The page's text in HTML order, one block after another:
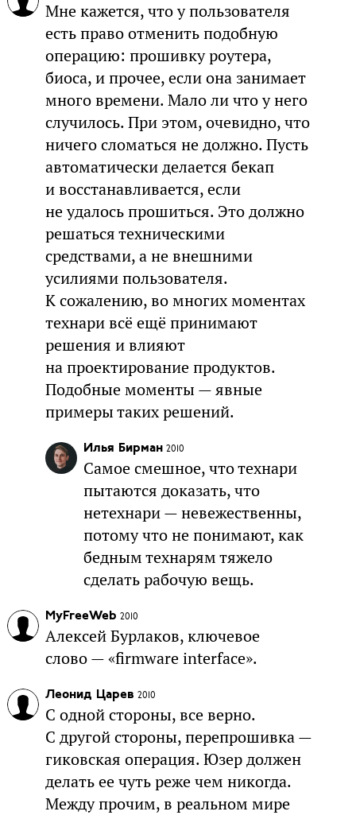
Мне кажется, что у пользователя
есть право отменить подобную
операцию: прошивку роутера,
биоса, и прочее, если она занимает
много времени. Мало ли что у него
случилось. При этом, очевидно, что
ничего сломаться не должно. Пусть
автоматически делается бекап
и восстанавливается, если
не удалось прошиться. Это должно
решаться техническими
средствами, а не внешними
усилиями пользователя.
К сожалению, во многих моментах
технари всё ещё принимают
решения и влияют
на проектирование продуктов.
Подобные моменты — явные
примеры таких решений.
Илья Бирман 2010
Самое смешное, что технари
пытаются доказать, что
нетехнари — невежественны,
потому что не понимают, как
бедным технарям тяжело
сделать рабочую вещь.
MyFreeWeb 2010
Алексей Бурлаков, ключевое
слово — «firmware interface».
Леонид Царев 2010
С одной стороны, все верно.
С другой стороны, перепрошивка —
гиковская операция. Юзер должен
делать ее чуть реже чем никогда.
Между прочим, в реальном мире